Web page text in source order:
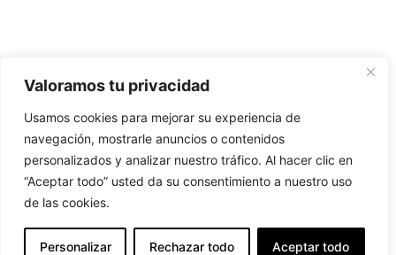
Valoramos tu privacidad
Usamos cookies para mejorar su experiencia de
navegación, mostrarle anuncios o contenidos
personalizados y analizar nuestro tráfico. Al hacer clic en
“Aceptar todo” usted da su consentimiento a nuestro uso
de las cookies.
Personalizar Rechazar todo Aceptar todo
EN